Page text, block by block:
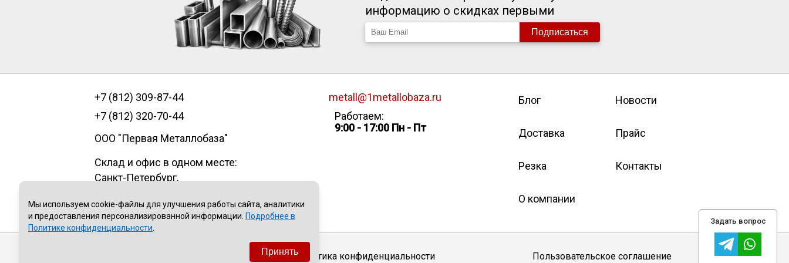
Задать вопрос
информацию о скидках первыми
Подписаться
+7 (812) 309-87-44
+7 (812) 320-70-44
ООО "Первая Металлобаза"
Склад и офис в одном месте:
Санкт-Петербург,
литер В, помещение 1Н
metall@1metallobaza.ru
Работаем:
9:00 - 17:00 Пн - Пт
Блог Новости
Доставка Прайс
Резка Контакты
О компании
Политика конфиденциальности Пользовательское соглашение
Мы используем cookie-файлы для улучшения работы сайта, аналитики
и предоставления персонализированной информации. Подробнее в
Политике конфиденциальности
Принять